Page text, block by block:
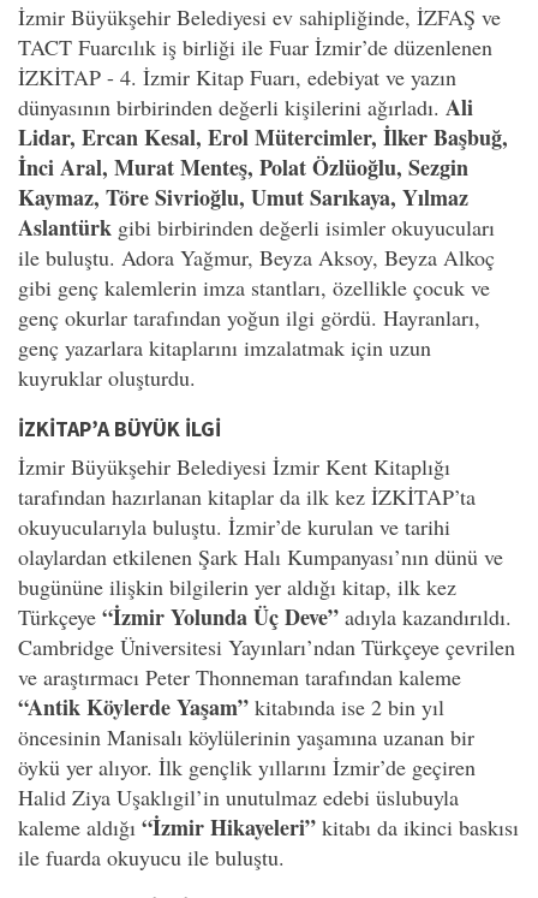
İzmir Büyükşehir Belediyesi ev sahipliğinde, İZFAŞ ve
TACT Fuarcılık iş birliği ile Fuar İzmir’de düzenlenen
İZKİTAP - 4. İzmir Kitap Fuarı, edebiyat ve yazın
dünyasının birbirinden değerli kişilerini ağırladı. Ali
Lidar, Ercan Kesal, Erol Mütercimler, İlker Başbuğ,
İnci Aral, Murat Menteş, Polat Özlüoğlu, Sezgin
Kaymaz, Töre Sivrioğlu, Umut Sarıkaya, Yılmaz
Aslantürk gibi birbirinden değerli isimler okuyucuları
ile buluştu. Adora Yağmur, Beyza Aksoy, Beyza Alkoç
gibi genç kalemlerin imza stantları, özellikle çocuk ve
genç okurlar tarafından yoğun ilgi gördü. Hayranları,
genç yazarlara kitaplarını imzalatmak için uzun
kuyruklar oluşturdu.
İZKİTAP’A BÜYÜK İLGİ
İzmir Büyükşehir Belediyesi İzmir Kent Kitaplığı
tarafından hazırlanan kitaplar da ilk kez İZKİTAP’ta
okuyucularıyla buluştu. İzmir’de kurulan ve tarihi
olaylardan etkilenen Şark Halı Kumpanyası’nın dünü ve
bugününe ilişkin bilgilerin yer aldığı kitap, ilk kez
Türkçeye “İzmir Yolunda Üç Deve” adıyla kazandırıldı.
Cambridge Üniversitesi Yayınları’ndan Türkçeye çevrilen
ve araştırmacı Peter Thonneman tarafından kaleme
“Antik Köylerde Yaşam” kitabında ise 2 bin yıl
öncesinin Manisalı köylülerinin yaşamına uzanan bir
öykü yer alıyor. İlk gençlik yıllarını İzmir’de geçiren
Halid Ziya Uşaklıgil’in unutulmaz edebi üslubuyla
kaleme aldığı “İzmir Hikayeleri” kitabı da ikinci baskısı
ile fuarda okuyucu ile buluştu.